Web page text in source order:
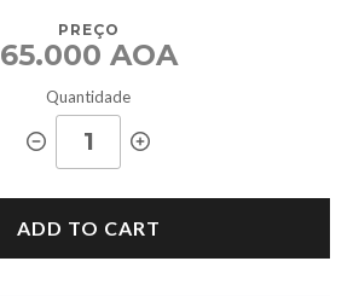
PREÇO
65.000 AOA
Quantidade
ADD TO CART